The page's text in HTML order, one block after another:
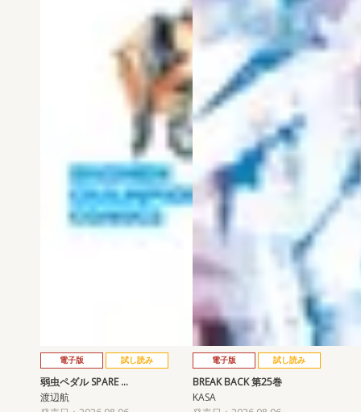
電子版 試し読み
弱虫ペダル SPARE …
渡辺航
電子版 試し読み
BREAK BACK 第25巻
KASA